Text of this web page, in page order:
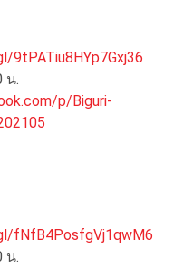
9tPATiu8HYp7Gxj36
น.
p/Biguri-
fNfB4PosfgVj1qwM6
น.